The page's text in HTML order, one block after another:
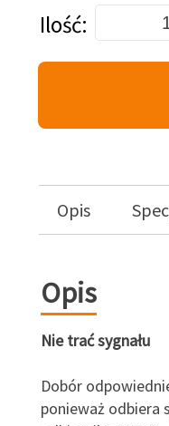
Dodaj do koszyka
Ilość
Opis
Opis
Nie trać sygnału
Dobór
ponieważ odbiera